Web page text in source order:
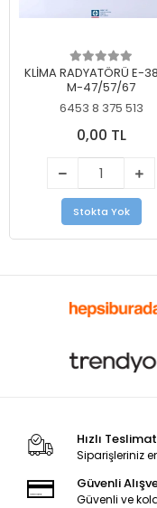
KLİMA RADYATÖRÜ E-
M-47/57/67
6453 8 375 513
0,00 TL
Stokta Yok
Hızlı Teslimat
Siparişleriniz
Güvenli
Güvenli ve